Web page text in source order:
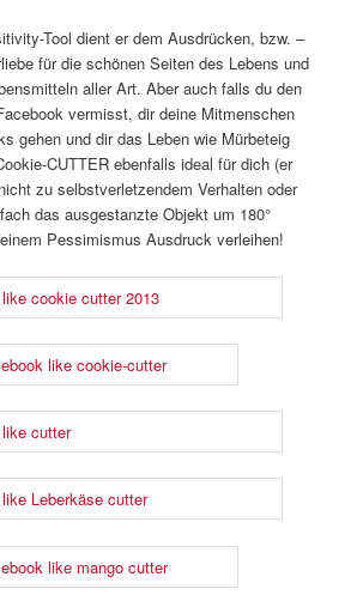
Tool dient er dem Ausdrücken, bzw. –
für die schönen Seiten des Lebens und
aller Art. Aber auch falls du den
vermisst, dir deine Mitmenschen
gehen und dir das Leben wie Mürbeteig
CUTTER ebenfalls ideal für dich (er
zu selbstverletzendem Verhalten oder
das ausgestanzte Objekt um 180°
Pessimismus Ausdruck verleihen!